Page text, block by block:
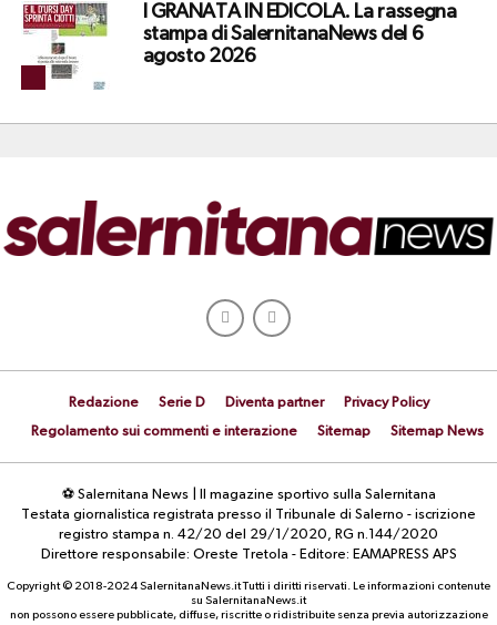
I GRANATA IN EDICOLA. La rassegna
stampa di SalernitanaNews del 6
agosto 2026
Redazione Serie D Diventa partner
Privacy Policy
Regolamento sui commenti e interazione
Sitemap Sitemap News
⚽ Salernitana News | Il magazine sportivo sulla Salernitana
Testata giornalistica registrata presso il Tribunale di Salerno - iscrizione
registro stampa n. 42/20 del 29/1/2020, RG n.144/2020
Direttore responsabile: Oreste Tretola - Editore: EAMAPRESS APS
Copyright © 2018-2024 SalernitanaNews.it Tutti i diritti riservati. Le informazioni contenute
su SalernitanaNews.it
non possono essere pubblicate, diffuse, riscritte o ridistribuite senza previa autorizzazione